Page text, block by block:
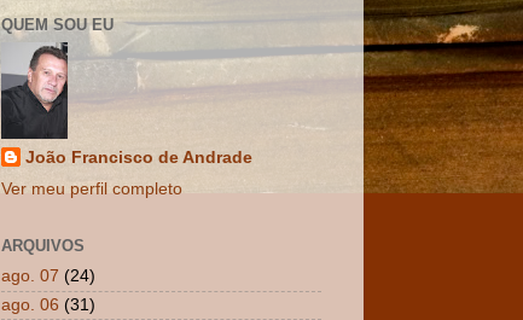
QUEM SOU EU
João Francisco de Andrade
Ver meu perfil completo
ARQUIVOS
ago. 07 (24)
ago. 06 (31)